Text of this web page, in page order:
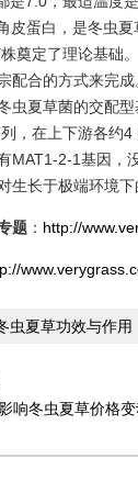
皮蛋白，是冬虫
奠定了理论基础。
配合的方式来完
虫夏草菌的交配
，在上下游各约
MAT1-2-1基因，
生长于极端环境
题 ： http://
虫夏草功效与作用
响冬虫夏草价格变